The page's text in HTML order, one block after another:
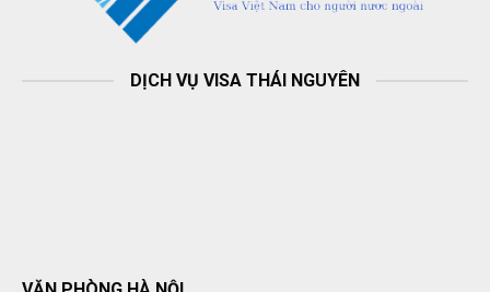
DỊCH VỤ VISA THÁI NGUYÊN